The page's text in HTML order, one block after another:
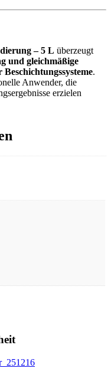
– 5 L überzeugt
und gleichmäßige
.
Anwender, die
erzielen